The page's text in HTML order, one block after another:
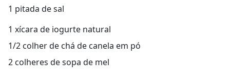
1 pitada de sal
1 xícara de iogurte natural
1/2 colher de chá de canela em pó
2 colheres de sopa de mel